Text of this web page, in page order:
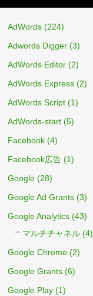
AdWords (224)
Adwords Digger (3)
AdWords Editor (2)
AdWords Express (2)
AdWords Script (1)
AdWords-start (5)
Facebook (4)
Facebook広告 (1)
Google (28)
Google Ad Grants (3)
Google Analytics (43)
マルチチャネル (4)
Google Chrome (2)
Google Grants (6)
Google Play (1)